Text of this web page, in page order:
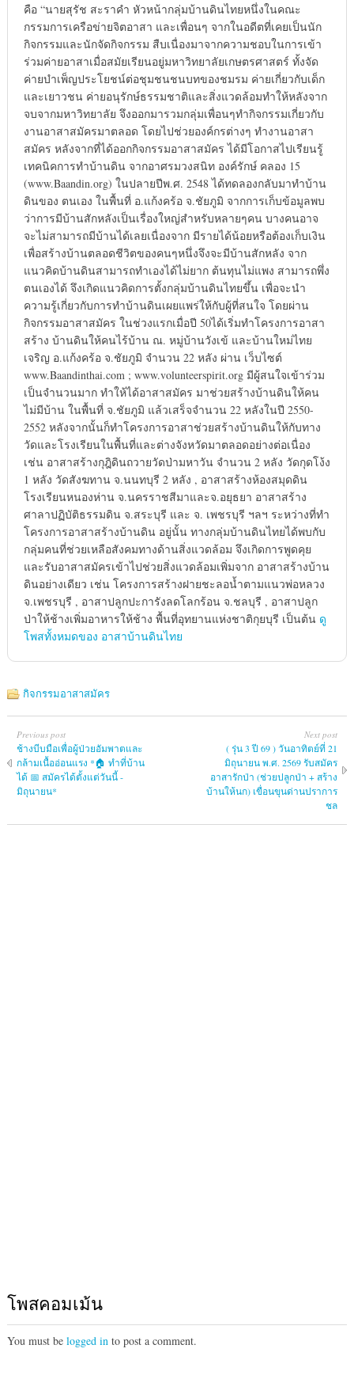
คือ “นายสุรัช สะราคำ หัวหน้ากลุ่มบ้านดินไทยหนึ่งในคณะ
กรรมการเครือข่ายจิตอาสา และเพื่อนๆ จากในอดีตที่เคยเป็นนัก
กิจกรรมและนักจัดกิจกรรม สืบเนื่องมาจากความชอบในการเข้า
ร่วมค่ายอาสาเมื่อสมัยเรียนอยู่มหาวิทยาลัยเกษตรศาสตร์ ทั้งจัด
ค่ายบำเพ็ญประโยชน์ต่อชุมชนชนบทของชมรม ค่ายเกี่ยวกับเด็ก
และเยาวชน ค่ายอนุรักษ์ธรรมชาติและสิ่งแวดล้อมทำให้หลังจาก
จบจากมหาวิทยาลัย จึงออกมารวมกลุ่มเพื่อนๆทำกิจกรรมเกี่ยวกับ
งานอาสาสมัครมาตลอด โดยไปช่วยองค์กรต่างๆ ทำงานอาสา
สมัคร หลังจากที่ได้ออกกิจกรรมอาสาสมัคร ได้มีโอกาสไปเรียนรู้
เทคนิคการทำบ้านดิน จากอาศรมวงสนิท องค์รักษ์ คลอง 15
(www.Baandin.org) ในปลายปีพ.ศ. 2548 ได้ทดลองกลับมาทำบ้าน
ดินของ ตนเอง ในพื้นที่ อ.แก้งคร้อ จ.ชัยภูมิ จากการเก็บข้อมูลพบ
ว่าการมีบ้านสักหลังเป็นเรื่องใหญ่สำหรับหลายๆคน บางคนอาจ
จะไม่สามารถมีบ้านได้เลยเนื่องจาก มีรายได้น้อยหรือต้องเก็บเงิน
เพื่อสร้างบ้านตลอดชีวิตของคนๆหนึ่งจึงจะมีบ้านสักหลัง จาก
แนวคิดบ้านดินสามารถทำเองได้ไม่ยาก ต้นทุนไม่แพง สามารถพึ่ง
ตนเองได้ จึงเกิดแนวคิดการตั้งกลุ่มบ้านดินไทยขึ้น เพื่อจะนำ
ความรู้เกี่ยวกับการทำบ้านดินเผยแพร่ให้กับผู้ที่สนใจ โดยผ่าน
กิจกรรมอาสาสมัคร ในช่วงแรกเมื่อปี 50ได้เริ่มทำโครงการอาสา
สร้าง บ้านดินให้คนไร้บ้าน ณ. หมู่บ้านวังเข้ และบ้านใหม่ไทย
เจริญ อ.แก้งคร้อ จ.ชัยภูมิ จำนวน 22 หลัง ผ่าน เว็บไซต์
www.Baandinthai.com ; www.volunteerspirit.org มีผู้สนใจเข้าร่วม
เป็นจำนวนมาก ทำให้ได้อาสาสมัคร มาช่วยสร้างบ้านดินให้คน
ไม่มีบ้าน ในพื้นที่ จ.ชัยภูมิ แล้วเสร็จจำนวน 22 หลังในปี 2550-
2552 หลังจากนั้นก็ทำโครงการอาสาช่วยสร้างบ้านดินให้กับทาง
วัดและโรงเรียนในพื้นที่และต่างจังหวัดมาตลอดอย่างต่อเนื่อง
เช่น อาสาสร้างกุฎิดินถวายวัดป่ามหาวัน จำนวน 2 หลัง วัดกุดโง้ง
1 หลัง วัดสังฆทาน จ.นนทบุรี 2 หลัง , อาสาสร้างห้องสมุดดิน
โรงเรียนหนองห่าน จ.นครราชสีมาและจ.อยุธยา อาสาสร้าง
ศาลาปฏิบัติธรรมดิน จ.สระบุรี และ จ. เพชรบุรี ฯลฯ ระหว่างที่ทำ
โครงการอาสาสร้างบ้านดิน อยู่นั้น ทางกลุ่มบ้านดินไทยได้พบกับ
กลุ่มคนที่ช่วยเหลือสังคมทางด้านสิ่งแวดล้อม จึงเกิดการพูดคุย
และรับอาสาสมัครเข้าไปช่วยสิ่งแวดล้อมเพิ่มจาก อาสาสร้างบ้าน
ดินอย่างเดียว เช่น โครงการสร้างฝายชะลอน้ำตามแนวพ่อหลวง
จ.เพชรบุรี , อาสาปลูกปะการังลดโลกร้อน จ.ชลบุรี , อาสาปลูก
ป่าให้ช้างเพิ่มอาหารให้ช้าง พื้นที่อุทยานแห่งชาติกุยบุรี เป็นต้น ดู
โพสทั้งหมดของ อาสาบ้านดินไทย
กิจกรรมอาสาสมัคร
Previous post
ช้างบีบมือเพื่อผู้ป่วยอัมพาตและ
กล้ามเนื้ออ่อนแรง *🏠 ทำที่บ้าน
ได้ 📅 สมัครได้ตั้งแต่วันนี้ -
มิถุนายน*
Next post
( รุ่น 3 ปี 69 ) วันอาทิตย์ที่ 21
มิถุนายน พ.ศ. 2569 รับสมัคร
อาสารักป่า (ช่วยปลูกป่า + สร้าง
บ้านให้นก) เขื่อนขุนด่านปราการ
ชล
โพสคอมเม้น
You must be logged into post a comment.